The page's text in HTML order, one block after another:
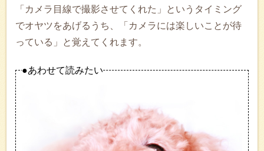
「カメラ目線で撮影させてくれた」というタイミング
でオヤツをあげるうち、「カメラには楽しいことが待
っている」と覚えてくれます。
●あわせて読みたい